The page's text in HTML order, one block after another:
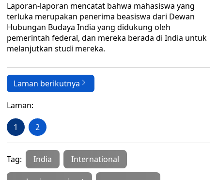
Laporan-laporan mencatat bahwa mahasiswa yang
terluka merupakan penerima beasiswa dari Dewan
Hubungan Budaya India yang didukung oleh
pemerintah federal, dan mereka berada di India untuk
melanjutkan studi mereka.
Laman berikutnya
Laman:
1 2
Tag: India International